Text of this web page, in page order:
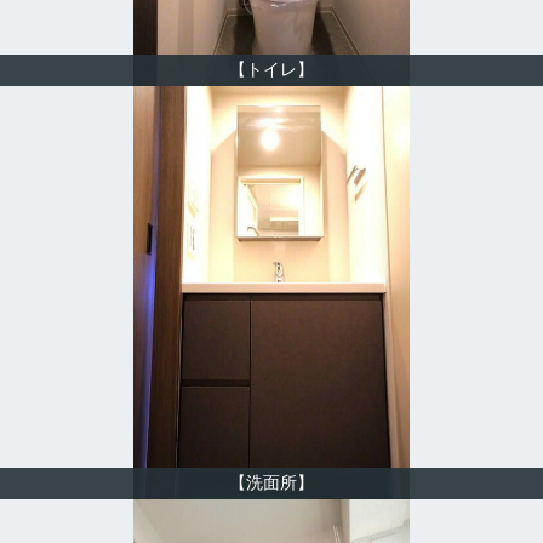
【トイレ】
【洗面所】